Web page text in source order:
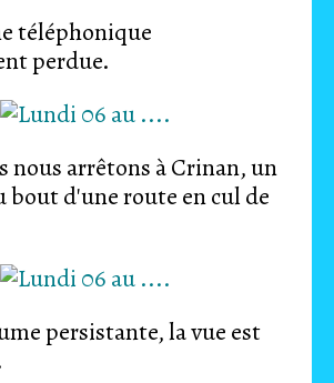
téléphonique
perdue.
nous arrêtons à Crinan, un
d'une route en cul de
persistante, la vue est